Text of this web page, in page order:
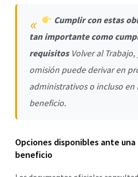
Cumplir con estas
tan importante como
requisitosVolver al Trabajo,
omisión puede derivar en
administrativos o incluso en
beneficio.
Opciones disponibles ante
beneficio